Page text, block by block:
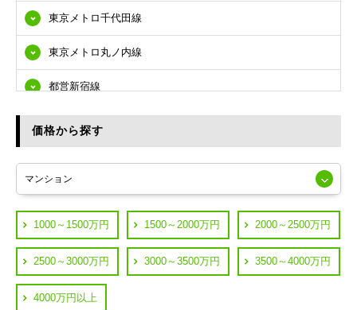
目黒区
大田区
世田谷区
渋谷区
練馬区
葛飾区
横浜市鶴見区
横浜市神奈川区
川崎市川崎区
東京メトロ千代田線
東京メトロ丸ノ内線
都営新宿線
都営浅草線
JR中央線
JR中央・総武線
価格から探す
1000～1500万円 1500～2000万円 2000～2500万円
2500～3000万円 3000～3500万円 3500～4000万円
4000万円以上